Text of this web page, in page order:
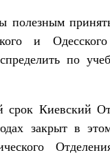
полезным
и
по
Киевский
закрыт в